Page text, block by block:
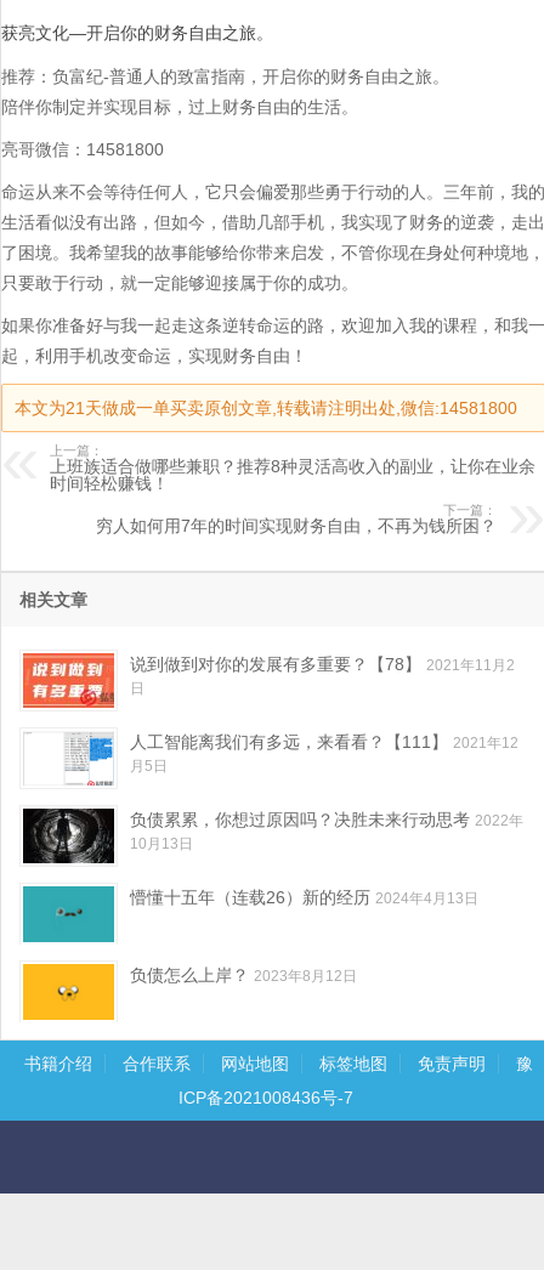
获亮文化—开启你的财务自由之旅。
推荐：负富纪-普通人的致富指南，开启你的财务自由之旅。
陪伴你制定并实现目标，过上财务自由的生活。
亮哥微信：14581800
命运从来不会等待任何人，它只会偏爱那些勇于行动的人。三年前，我的
生活看似没有出路，但如今，借助几部手机，我实现了财务的逆袭，走出
了困境。我希望我的故事能够给你带来启发，不管你现在身处何种境地，
只要敢于行动，就一定能够迎接属于你的成功。
如果你准备好与我一起走这条逆转命运的路，欢迎加入我的课程，和我一
起，利用手机改变命运，实现财务自由！
本文为21天做成一单买卖原创文章,转载请注明出处,微信:14581800
上一篇：
上班族适合做哪些兼职？推荐8种灵活高收入的副业，让你在业余
时间轻松赚钱！
下一篇：
穷人如何用7年的时间实现财务自由，不再为钱所困？
相关文章
说到做到对你的发展有多重要？【78】
2021年11月2
日
人工智能离我们有多远，来看看？【111】
2021年12
月5日
负债累累，你想过原因吗？决胜未来行动思考 2022年
10月13日
懵懂十五年（连载26）新的经历 2024年4月13日
负债怎么上岸？ 2023年8月12日
书籍介绍 合作联系 网站地图 标签地图 免责声明
豫
ICP备2021008436号-7